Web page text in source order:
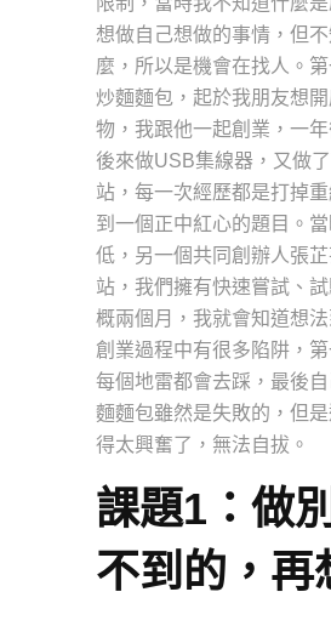
想做自己想做的事情，但
麼，所以是機會在找人。
炒麵麵包，起於我朋友想
物，我跟他一起創業，一年
後來做USB集線器，又做
站，每一次經歷都是打掉
到一個正中紅心的題目。
低，另一個共同創辦人張
站，我們擁有快速嘗試、
概兩個月，我就會知道想法
創業過程中有很多陷阱，
每個地雷都會去踩，最後
麵麵包雖然是失敗的，但
得太興奮了，無法自拔。
課題1：做
不到的，再